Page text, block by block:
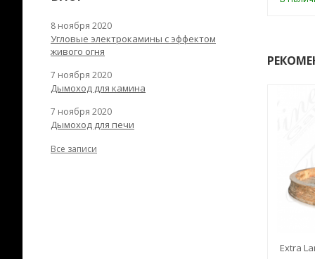
Extra
8 ноября 2020
Угловые электрокамины с эффектом
живого огня
7 ноября 2020
Дымоход для камина
7 ноября 2020
Дымоход для печи
Все записи